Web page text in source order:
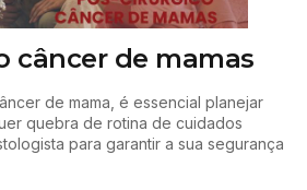
câncer de mamas
de mama, é essencial planejar
quebra de rotina de cuidados
para garantir a sua segurança